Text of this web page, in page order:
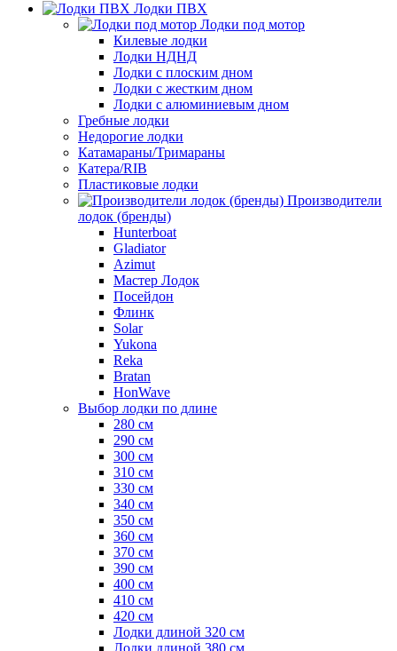
Лодки ПВХ
Лодки под мотор
Килевые лодки
Лодки НДНД
Лодки с плоским дном
Лодки с жестким дном
Лодки с алюминиевым дном
Гребные лодки
Недорогие лодки
Катамараны/Тримараны
Катера/RIB
Пластиковые лодки
Производители
лодок (бренды)
Hunterboat
Gladiator
Azimut
Мастер Лодок
Посейдон
Флинк
Solar
Yukona
Reka
Bratan
HonWave
Выбор лодки по длине
280 см
290 см
300 см
310 см
330 см
340 см
350 см
360 см
370 см
390 см
400 см
410 см
420 см
Лодки длиной 320 см
Лодки длиной 380 см